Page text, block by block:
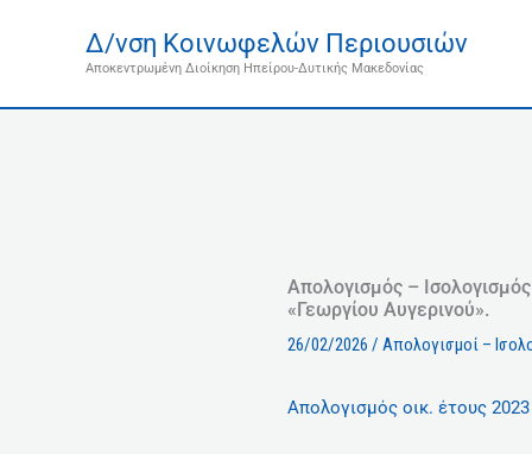
περιεχόμενο
Δ/νση Κοινωφελών Περιουσιών
Αποκεντρωμένη Διοίκηση Ηπείρου-Δυτικής Μακεδονίας
Απολογισμός –
«Γεωργίου Αυγερινού».
26/02/2026/Απολογισμοί –
Aπολογισμός οικ. έτους